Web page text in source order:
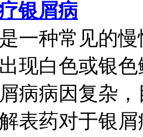
银屑病
一种常见的
现白色或银
病病因复杂
表药对于银